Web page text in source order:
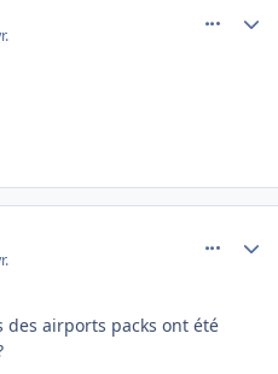
des airports packs ont été